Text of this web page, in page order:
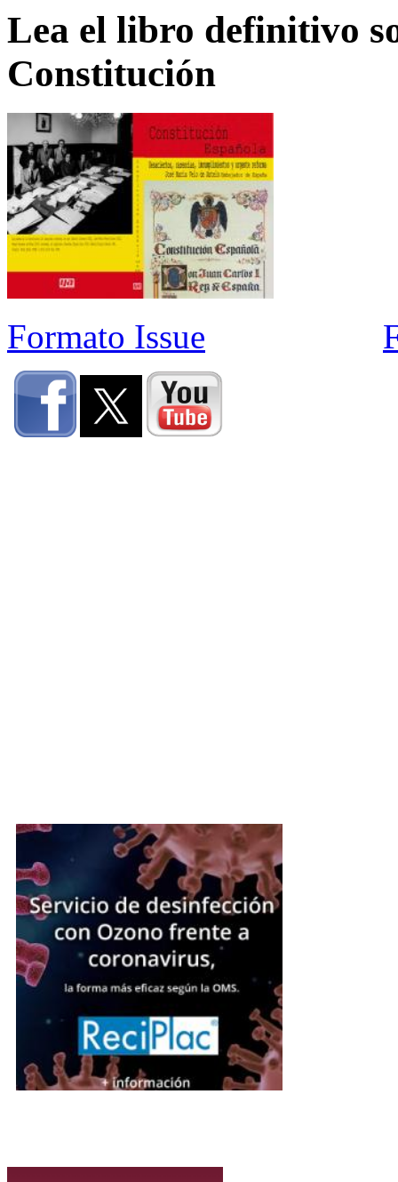
Lea el libro definitivo
Constitución
Formato Issue